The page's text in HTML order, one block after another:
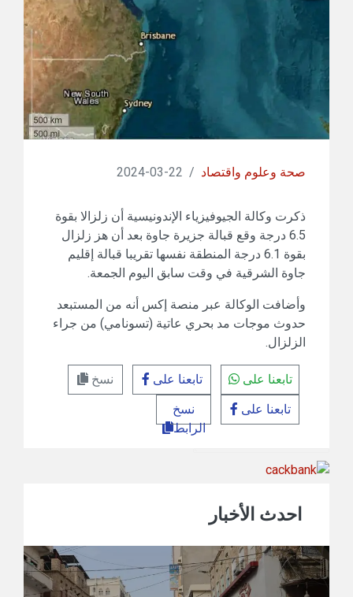
صحة وعلوم واقتصاد /
22-03-2024
ذكرت وكالة الجيوفيزياء الإندونيسية أن زلزالا بقوة
6.5 درجة وقع قبالة جزيرة جاوة بعد أن هز زلزال
بقوة 6.1 درجة المنطقة نفسها تقريبا قبالة إقليم
جاوة الشرقية في وقت سابق اليوم الجمعة.
وأضافت الوكالة عبر منصة إكس أنه من المستبعد
حدوث موجات مد بحري عاتية (تسونامي) من جراء
الزلزال.
تابعنا على تابعنا على
نسخ
تابعنا على
نسخ
الرابط
احدث الأخبار